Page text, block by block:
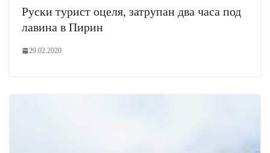
Руски турист оцеля, затрупан два часа под
лавина в Пирин
29.02.2020